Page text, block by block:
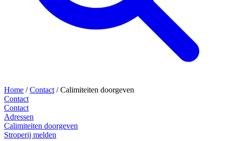
Home /Contact /Calimiteiten doorgeven
Contact
Contact
Adressen
Calimiteiten doorgeven
Stroperij melden